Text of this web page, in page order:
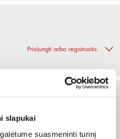
slapukai
suasmeninti turinį
Prisijungti arba registruotis